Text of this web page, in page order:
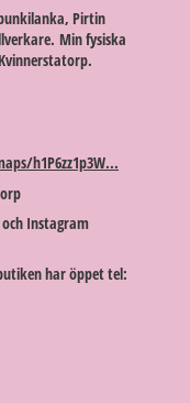
Pirtin
Min fysiska
h1P6zz1p3W...
Instagram
har öppet tel: